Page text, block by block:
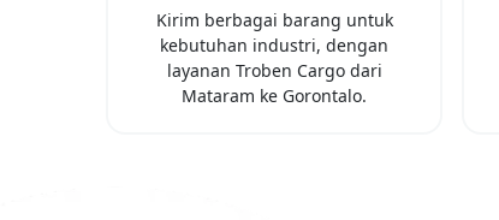
Kirim berbagai barang untuk
kebutuhan industri, dengan
layanan Troben Cargo dari
Mataram ke Gorontalo.